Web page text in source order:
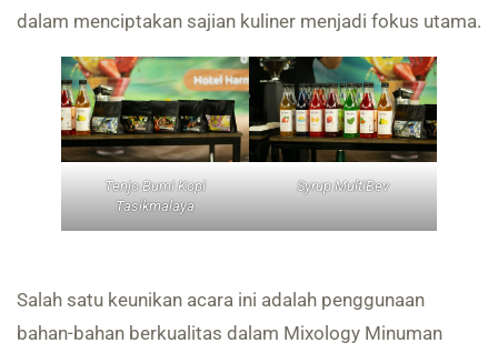
dalam menciptakan sajian kuliner menjadi fokus utama.
Tenjo Bumi Kopi
Tasikmalaya
Syrup MultiBev
Salah satu keunikan acara ini adalah penggunaan
bahan-bahan berkualitas dalam Mixology Minuman